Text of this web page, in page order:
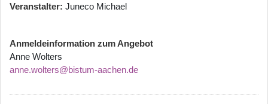
Veranstalter Juneco Michael
Anmeldeinformation zum Angebot
Anne Wolters
anne.wolters@bistum-aachen.de